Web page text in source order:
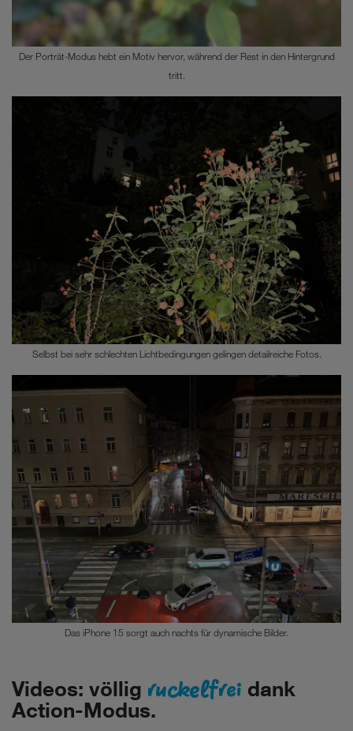
Der Porträt-Modus hebt ein Motiv hervor, während der Rest in den Hintergrund
tritt.
Selbst bei sehr schlechten Lichtbedingungen gelingen detailreiche Fotos.
Das iPhone 15 sorgt auch nachts für dynamische Bilder.
Videos: völlig ruckelfrei dank
Action-Modus.